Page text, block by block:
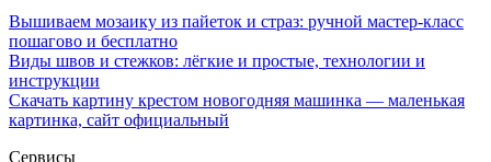
Вышиваем мозаику из пайеток и страз: ручной мастер-класс
пошагово и бесплатно
Виды швов и стежков: лёгкие и простые, технологии и
инструкции
Скачать картину крестом новогодняя машинка — маленькая
картинка, сайт официальный
Сервисы